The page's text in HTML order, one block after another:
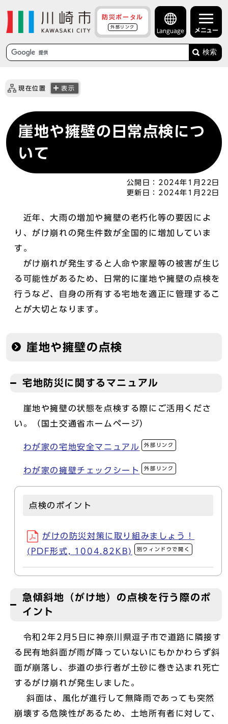
防災ポータル
外部リンク
Language メニュー
検索
現在位置 表示
崖地や擁壁の日常点検につ
いて
公開日： 2024年1月22日
更新日： 2024年1月22日
近年、大雨の増加や擁壁の老朽化等の要因によ
り、がけ崩れの発生件数が全国的に増加していま
す。
がけ崩れが発生すると人命や家屋等の被害が生じ
る可能性があるため、日常的に崖地や擁壁の点検を
行うなど、自身の所有する宅地を適正に管理するこ
とが大切となります。
崖地や擁壁の点検
宅地防災に関するマニュアル
崖地や擁壁の状態を点検する際にご活用くださ
い。（国土交通省ホームページ）
わが家の宅地安全マニュアル 外部リンク
わが家の擁壁チェックシート 外部リンク
点検のポイント
がけの防災対策に取り組みましょう！
(PDF形式, 1004.82KB)
別ウィンドウで開く
急傾斜地（がけ地）の点検を行う際のポ
イント
令和2年2月5日に神奈川県逗子市で道路に隣接す
る民有地斜面が雨が降っていないにもかかわらず斜
面が崩落し、歩道の歩行者が土砂に巻き込まれ死亡
するがけ崩れが発生しました。
斜面は、風化が進行して無降雨であっても突然
崩壊する危険性があるため、土地所有者に対して、